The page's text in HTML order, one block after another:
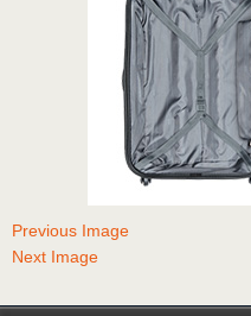
Previous Image
Next Image